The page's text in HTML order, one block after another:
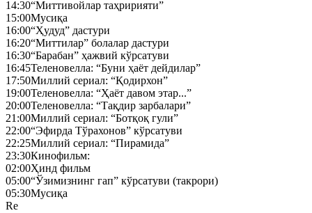
14:30“Миттивойлар таҳририяти”
15:00Мусиқа
16:00“Ҳудуд” дастури
16:20“Миттилар” болалар дастури
16:30“Барабан” ҳажвий кўрсатуви
16:45Теленовелла: “Буни ҳаёт дейдилар”
17:50Миллий сериал: “Қодирхон”
19:00Теленовелла: “Ҳаёт давом этар...”
20:00Теленовелла: “Тақдир зарбалари”
21:00Миллий сериал: “Ботқоқ гули”
22:00“Эфирда Тўрахонов” кўрсатуви
22:25Миллий сериал: “Пирамида”
23:30Кинофильм:
02:00Ҳинд фильм
05:00“Ўзимизнинг гап” кўрсатуви (такрори)
05:30Мусиқа
Re